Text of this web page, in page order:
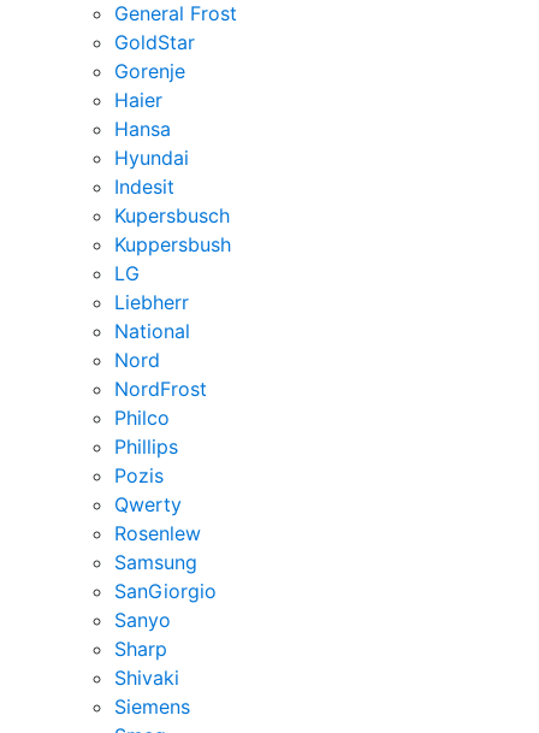
General Frost
GoldStar
Gorenje
Haier
Hansa
Hyundai
Indesit
Kupersbusch
Kuppersbush
LG
Liebherr
National
Nord
NordFrost
Philco
Phillips
Pozis
Qwerty
Rosenlew
Samsung
SanGiorgio
Sanyo
Sharp
Shivaki
Siemens